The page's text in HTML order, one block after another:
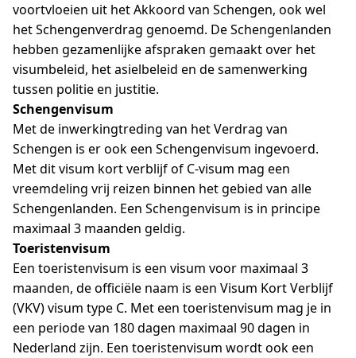
voortvloeien uit het Akkoord van Schengen, ook wel
het Schengenverdrag genoemd. De Schengenlanden
hebben gezamenlijke afspraken gemaakt over het
visumbeleid, het asielbeleid en de samenwerking
tussen politie en justitie.
Schengenvisum
Met de inwerkingtreding van het Verdrag van
Schengen is er ook een Schengenvisum ingevoerd.
Met dit visum kort verblijf of C-visum mag een
vreemdeling vrij reizen binnen het gebied van alle
Schengenlanden. Een Schengenvisum is in principe
maximaal 3 maanden geldig.
Toeristenvisum
Een toeristenvisum is een visum voor maximaal 3
maanden, de officiële naam is een Visum Kort Verblijf
(VKV) visum type C. Met een toeristenvisum mag je in
een periode van 180 dagen maximaal 90 dagen in
Nederland zijn. Een toeristenvisum wordt ook een